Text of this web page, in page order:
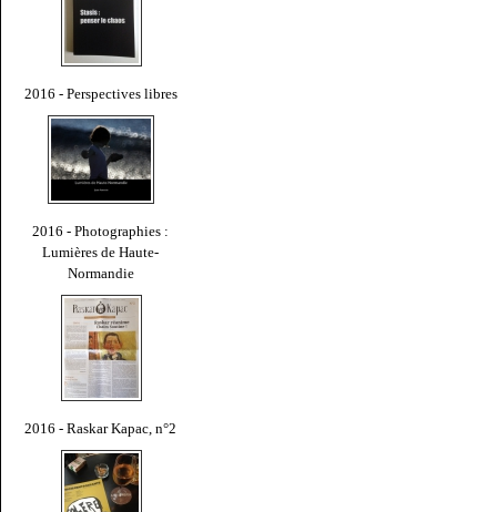
2016 - Perspectives libres
2016 - Photographies :
Lumières de Haute-
Normandie
2016 - Raskar Kapac, n°2